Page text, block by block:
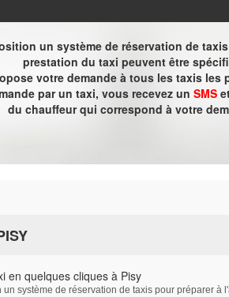
un système de réservation de
prestation du taxi peuvent être
votre demande à tous les taxis les
par un taxi, vous recevez un SMS
du chauffeur qui correspond à votre
en quelques cliques à Pisy
un système de réservation de taxis pour préparer à